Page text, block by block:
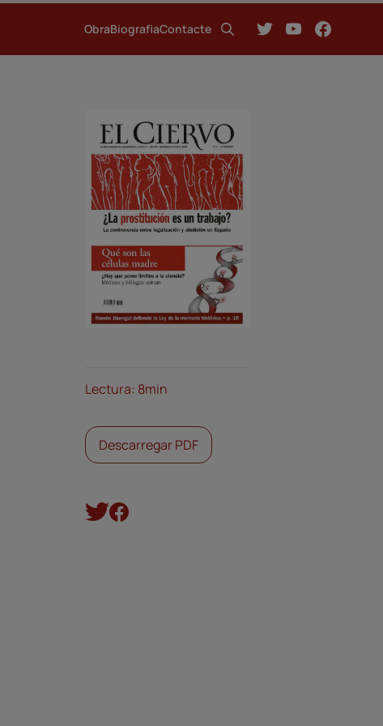
ObraBiografiaContacte
Lectura: 8min
Descarregar PDF